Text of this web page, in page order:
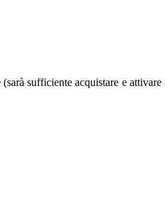
(sarà sufficiente acquistare e